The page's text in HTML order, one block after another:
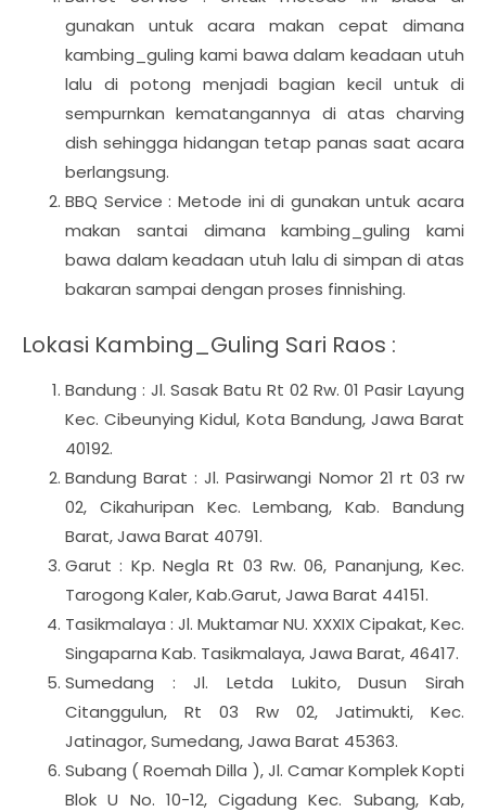
gunakan untuk acara makan cepat dimana
kambing_guling kami bawa dalam keadaan utuh
lalu di potong menjadi bagian kecil untuk di
sempurnkan kematangannya di atas charving
dish sehingga hidangan tetap panas saat acara
berlangsung.
BBQ Service : Metode ini di gunakan untuk acara
makan santai dimana kambing_guling kami
bawa dalam keadaan utuh lalu di simpan di atas
bakaran sampai dengan proses finnishing.
Lokasi Kambing_Guling Sari Raos :
Bandung : Jl. Sasak Batu Rt 02 Rw. 01 Pasir Layung
Kec. Cibeunying Kidul, Kota Bandung, Jawa Barat
40192.
Bandung Barat : Jl. Pasirwangi Nomor 21 rt 03 rw
02, Cikahuripan Kec. Lembang, Kab. Bandung
Barat, Jawa Barat 40791.
Garut : Kp. Negla Rt 03 Rw. 06, Pananjung, Kec.
Tarogong Kaler, Kab.Garut, Jawa Barat 44151.
Tasikmalaya : Jl. Muktamar NU. XXXIX Cipakat, Kec.
Singaparna Kab. Tasikmalaya, Jawa Barat, 46417.
Sumedang : Jl. Letda Lukito, Dusun Sirah
Citanggulun, Rt 03 Rw 02, Jatimukti, Kec.
Jatinagor, Sumedang, Jawa Barat 45363.
Subang ( Roemah Dilla ), Jl. Camar Komplek Kopti
Blok U No. 10-12, Cigadung Kec. Subang, Kab,